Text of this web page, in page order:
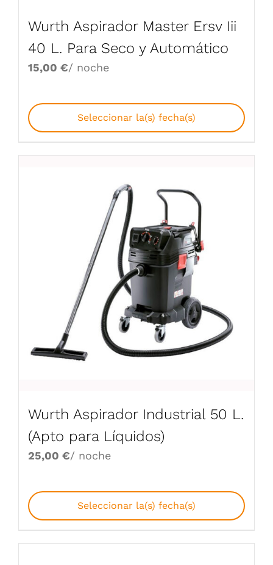
Wurth Aspirador Master Ersv Iii
40 L. Para Seco y Automático
15,00 €/ noche
Seleccionar la(s) fecha(s)
Wurth Aspirador Industrial 50 L.
(Apto para Líquidos)
25,00 €/ noche
Seleccionar la(s) fecha(s)